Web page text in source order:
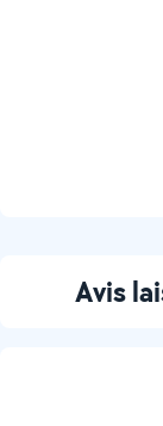
Avis